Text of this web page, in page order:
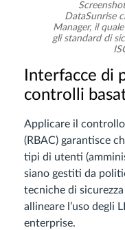
DataSunrise
Manager, il
gli standard di
Interfacce di
controlli
Applicare il
(RBAC) garantisce
tipi di utenti
siano gestiti da
tecniche di
allineare l’uso degli
enterprise.